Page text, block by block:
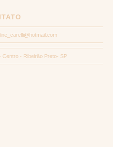
Centro - Ribeirão Preto- SP